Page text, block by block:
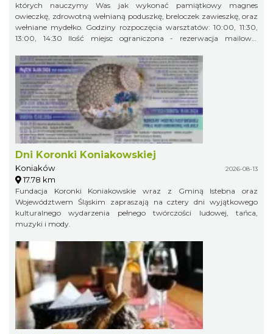
których nauczymy Was jak wykonać pamiątkowy magnes
owieczkę, zdrowotną wełnianą poduszkę, breloczek zawieszkę, oraz
wełniane mydełko. Godziny rozpoczęcia warsztatów: 10:00, 11:30,
13:00, 14:30 Ilość miejsc ograniczona - rezerwacja mailowa:
rezerwacji na warsztaty mailowo lub telefonicznie! Rezerwacje będą
przyjmowane według kolejność zgłoszeń. Zapraszamy! Wydarzenie
odbędzie się na terenie Centrum Pasterskiego 43-474 Koniaków,
Szańce 33 „Projekt współfinansowany z budżetu Samorządu
Województwa Śląskiego w ramach Wojewódzkiego Programu –
Owca Plus do roku 2027”
Dni Koronki Koniakowskiej
Koniaków 2026-08-13
17.78 km
Fundacja Koronki Koniakowskie wraz z Gminą Istebna oraz
Województwem Śląskim zapraszają na cztery dni wyjątkowego
kulturalnego wydarzenia pełnego twórczości ludowej, tańca,
muzyki i mody.